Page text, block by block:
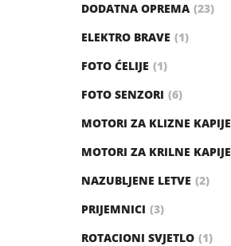
DODATNA OPREMA 23
ELEKTRO BRAVE
1
FOTO ĆELIJE
1
FOTO SENZORI 6
MOTORI ZA KLIZNE KAPIJE
MOTORI ZA KRILNE KAPIJE
NAZUBLJENE LETVE 2
PRIJEMNICI 3
ROTACIONI SVJETLO 1